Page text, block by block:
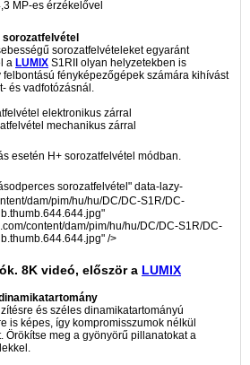
sorozatfelvétel
sorozatfelvételeket egyaránt
a LUMIX S1RII olyan helyzetekben is
fényképezőgépek számára kihívást
és vadfotózásnál.
elektronikus zárral
mechanikus zárral
esetén H+ sorozatfelvétel módban.
sorozatfelvétel" data-lazy-
dam/pim/hu/hu/DC/DC-S1R/DC-
content/dam/pim/hu/hu/DC/DC-S1R/DC-
/>
8K videó, először a LUMIX
és széles dinamikatartományú
is képes, így kompromisszumok nélkül
Örökítse meg a gyönyörű pillanatokat a